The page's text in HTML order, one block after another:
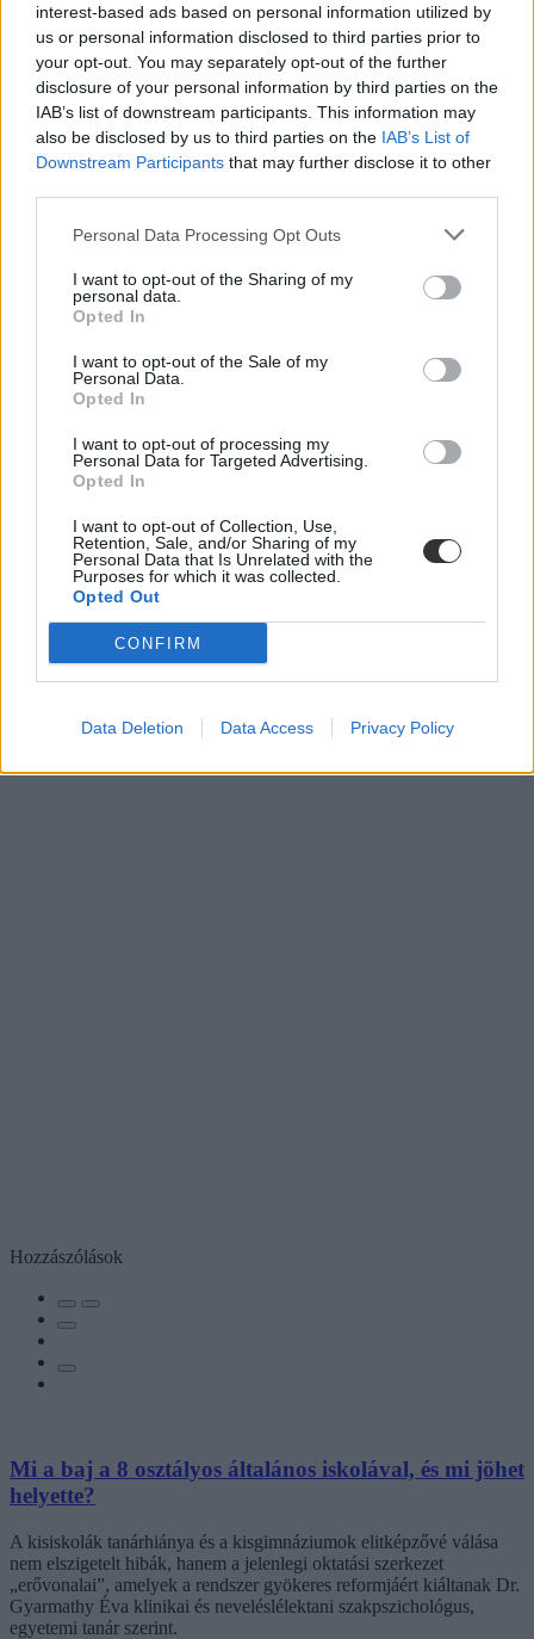
interest-based ads based on personal information utilized by
us or personal information disclosed to third parties prior to
your opt-out. You may separately opt-out of the further
disclosure of your personal information by third parties on the
IAB’s list of downstream participants. This information may
also be disclosed by us to third parties on the IAB’s List of
Downstream Participants that may further disclose it to other
Personal Data Processing Opt Outs
I want to opt-out of the Sharing of my
personal data.
Opted In
I want to opt-out of the Sale of my
Personal Data.
Opted In
I want to opt-out of processing my
Personal Data for Targeted Advertising.
Opted In
I want to opt-out of Collection, Use,
Retention, Sale, and/or Sharing of my
Personal Data that Is Unrelated with the
Purposes for which it was collected.
Opted Out
CONFIRM
Data Deletion Data Access Privacy Policy
tanévkezdés
nyári szünet
tanév vége
Belügyminisztérium
szakszervezetek
Hozzászólások
Mi a baj a 8 osztályos általános iskolával, és mi jöhet
helyette?
A kisiskolák tanárhiánya és a kisgimnáziumok elitképzővé válása
nem elszigetelt hibák, hanem a jelenlegi oktatási szerkezet
„erővonalai”, amelyek a rendszer gyökeres reformjáért kiáltanak Dr.
Gyarmathy Éva klinikai és neveléslélektani szakpszichológus,
egyetemi tanár szerint.